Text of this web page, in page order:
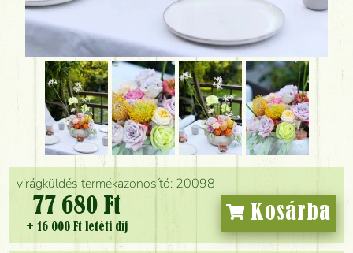
virágküldés termékazonosító: 20098
77 680 Ft
+ 16 000 Ft letéti díj
Kosárba